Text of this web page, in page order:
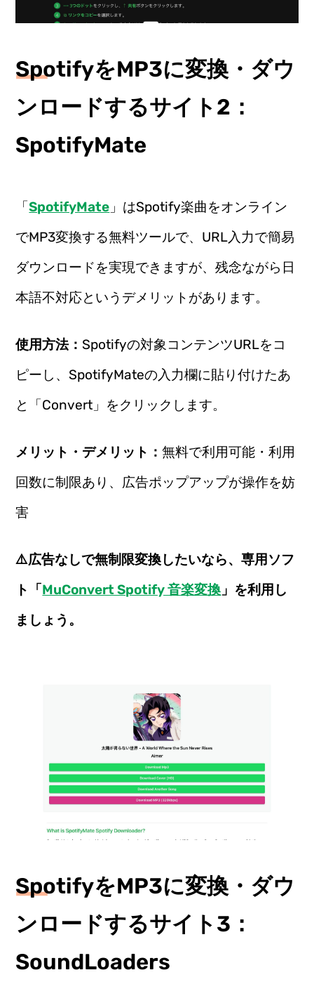
SpotifyをMP3に変換・ダウ
ンロードするサイト2：
SpotifyMate
「SpotifyMate 」はSpotify楽曲をオンライン
でMP3変換する無料ツールで、URL入力で簡易
ダウンロードを実現できますが、残念ながら日
本語不対応というデメリットがあります。
使用方法：Spotifyの対象コンテンツURLをコ
ピーし、SpotifyMateの入力欄に貼り付けたあ
と「Convert」をクリックします。
メリット・デメリット：無料で利用可能・利用
回数に制限あり、広告ポップアップが操作を妨
害
⚠️広告なしで無制限変換したいなら、専用ソフ
ト「MuConvert Spotify 音楽変換 」を利用し
ましょう。
SpotifyをMP3に変換・ダウ
ンロードするサイト3：
SoundLoaders